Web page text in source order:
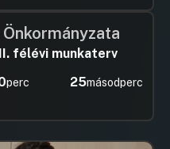
félévi munkaterv
perc 24másodperc